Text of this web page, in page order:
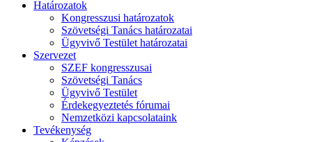
Határozatok
Kongresszusi határozatok
Szövetségi Tanács határozatai
Ügyvivő Testület határozatai
Szervezet
SZEF kongresszusai
Szövetségi Tanács
Ügyvivő Testület
Érdekegyeztetés fórumai
Nemzetközi kapcsolataink
Tevékenység